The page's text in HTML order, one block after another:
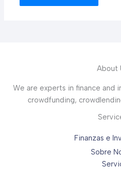
About
We are experts in finance and
crowdfunding,
Finanzas e
Sobre